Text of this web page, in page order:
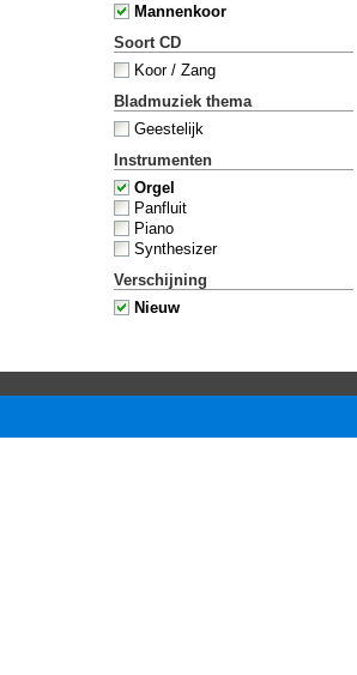
Mannenkoor
Soort CD
Koor / Zang
Bladmuziek thema
Geestelijk
Instrumenten
Orgel
Panfluit
Piano
Synthesizer
Verschijning
Nieuw